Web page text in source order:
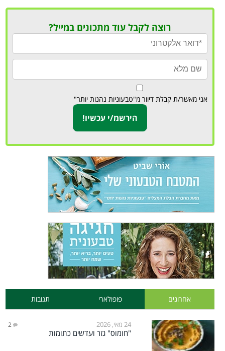
רוצה לקבל עוד מתכונים במייל?
אני מאשר/ת קבלת דיוור מ"טבעוניות נהנות יותר"
אחרונים פופולארי תגובות
24 מאי, 2026 2
"חומוס" גזר ועדשים כתומות